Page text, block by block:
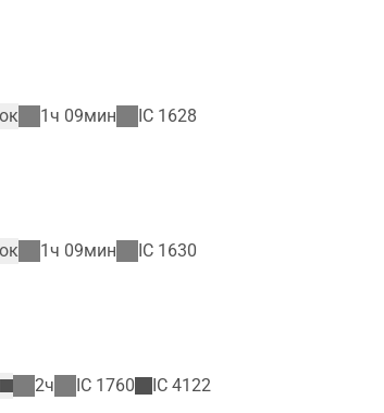
1ч 09мин IC 1628
1ч 09мин IC 1630
2ч IC 1760 IC 4122